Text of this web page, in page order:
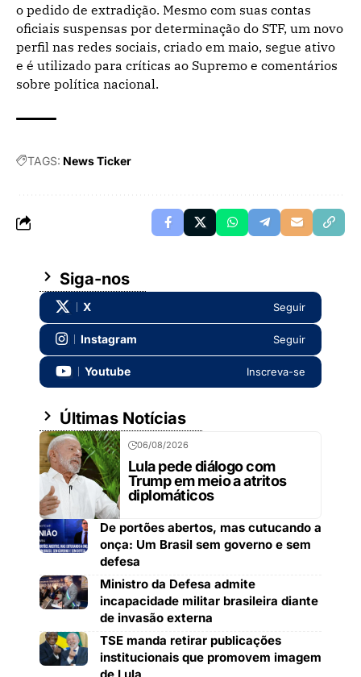
o pedido de extradição. Mesmo com suas contas
oficiais suspensas por determinação do STF, um novo
perfil nas redes sociais, criado em maio, segue ativo
e é utilizado para críticas ao Supremo e comentários
sobre política nacional.
TAGS: News Ticker
Siga-nos
X Seguir
Instagram Seguir
Youtube Inscreva-se
Últimas Notícias
06/08/2026
Lula pede diálogo com
Trump em meio a atritos
diplomáticos
De portões abertos, mas cutucando a
onça: Um Brasil sem governo e sem
defesa
Ministro da Defesa admite
incapacidade militar brasileira diante
de invasão externa
TSE manda retirar publicações
institucionais que promovem imagem